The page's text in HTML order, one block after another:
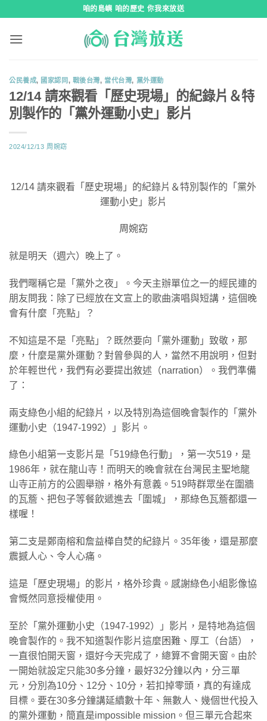
咱的島嶼 咱的歷史 你我來放送
公民養成, 國家認同, 戰後台灣, 當代台灣, 黨外運動
12/14 請來觀看「歷史現場」的紀錄片＆特
別製作的「黨外運動小史」影片
2024/12/13 周婉窈
12/14 請來觀看「歷史現場」的紀錄片＆特別製作的「黨外
運動小史」影片
周婉窈
就是明天（週六）晚上了。
我們暱稱它是「黨外之夜」。今天主辦單位之一的經民連的
朋友問我：除了已經放在文宣上的歌曲演唱與短講，這個晚
會有什麼「亮點」？
不知這是不是「亮點」？既然要向「黨外運動」致敬，那
麼，什麼是黨外運動？對曾參與的人，當然不用說明，但對
於年輕世代，我們有必要提出敘述（narration）。我們準備
了：
兩支綠色小組的紀錄片，以及特別為這個晚會製作的「黨外
運動小史（1947-1992）」影片。
綠色小組第一支影片是「519綠色行動」，第一次519，是
1986年，就在龍山寺！而明天的晚會就在台灣民主聖地龍
山寺正前方的公園舉辦，格外有意義。519時群眾坐在圍牆
的瓦簷、把包子等餐飲遞進去「圍城」，那綠色瓦簷都還一
樣喔！
第二支是鄭南榕和詹益樺自焚的紀錄片。35年後，還是那麼
震撼人心、令人心痛。
這是「歷史現場」的影片，格外珍貴。感謝綠色小組影像協
會慨然同意授權使用。
至於「黨外運動小史（1947-1992）」影片，是特地為這個
晚會製作的。我不知道製作影片這麼困難、厚工（台語），
一直很怕開天窗，還好今天完成了，總算不會開天窗。由於
一開始就設定只能30多分鐘，最好32分鐘以內，分三單
元，分別為10分、12分、10分，若扣掉零頭，真的有達成
目標。要在30多分鐘講延續數十年、無數人、幾個世代投入
的黨外運動，簡直是impossible mission。但三單元合起來